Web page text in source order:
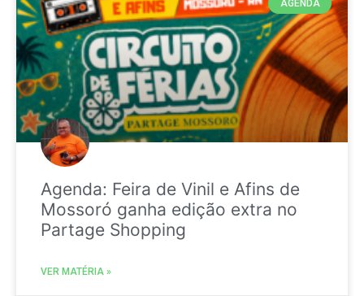
AGENDA
Agenda: Feira de Vinil e Afins de
Mossoró ganha edição extra no
Partage Shopping
VER MATÉRIA »